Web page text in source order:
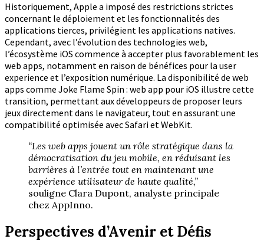
Historiquement, Apple a imposé des restrictions strictes
concernant le déploiement et les fonctionnalités des
applications tierces, privilégient les applications natives.
Cependant, avec l’évolution des technologies web,
l’écosystème iOS commence à accepter plus favorablement les
web apps, notamment en raison de bénéfices pour la user
experience et l’exposition numérique. La disponibilité de web
apps comme Joke Flame Spin : web app pour iOS illustre cette
transition, permettant aux développeurs de proposer leurs
jeux directement dans le navigateur, tout en assurant une
compatibilité optimisée avec Safari et WebKit.
“Les web apps jouent un rôle stratégique dans la
démocratisation du jeu mobile, en réduisant les
barrières à l’entrée tout en maintenant une
expérience utilisateur de haute qualité,”
souligne Clara Dupont, analyste principale
chez AppInno.
Perspectives d’Avenir et Défis